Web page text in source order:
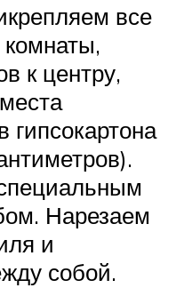
все
к центру,
гипсокартона
Нарезаем
и
собой.